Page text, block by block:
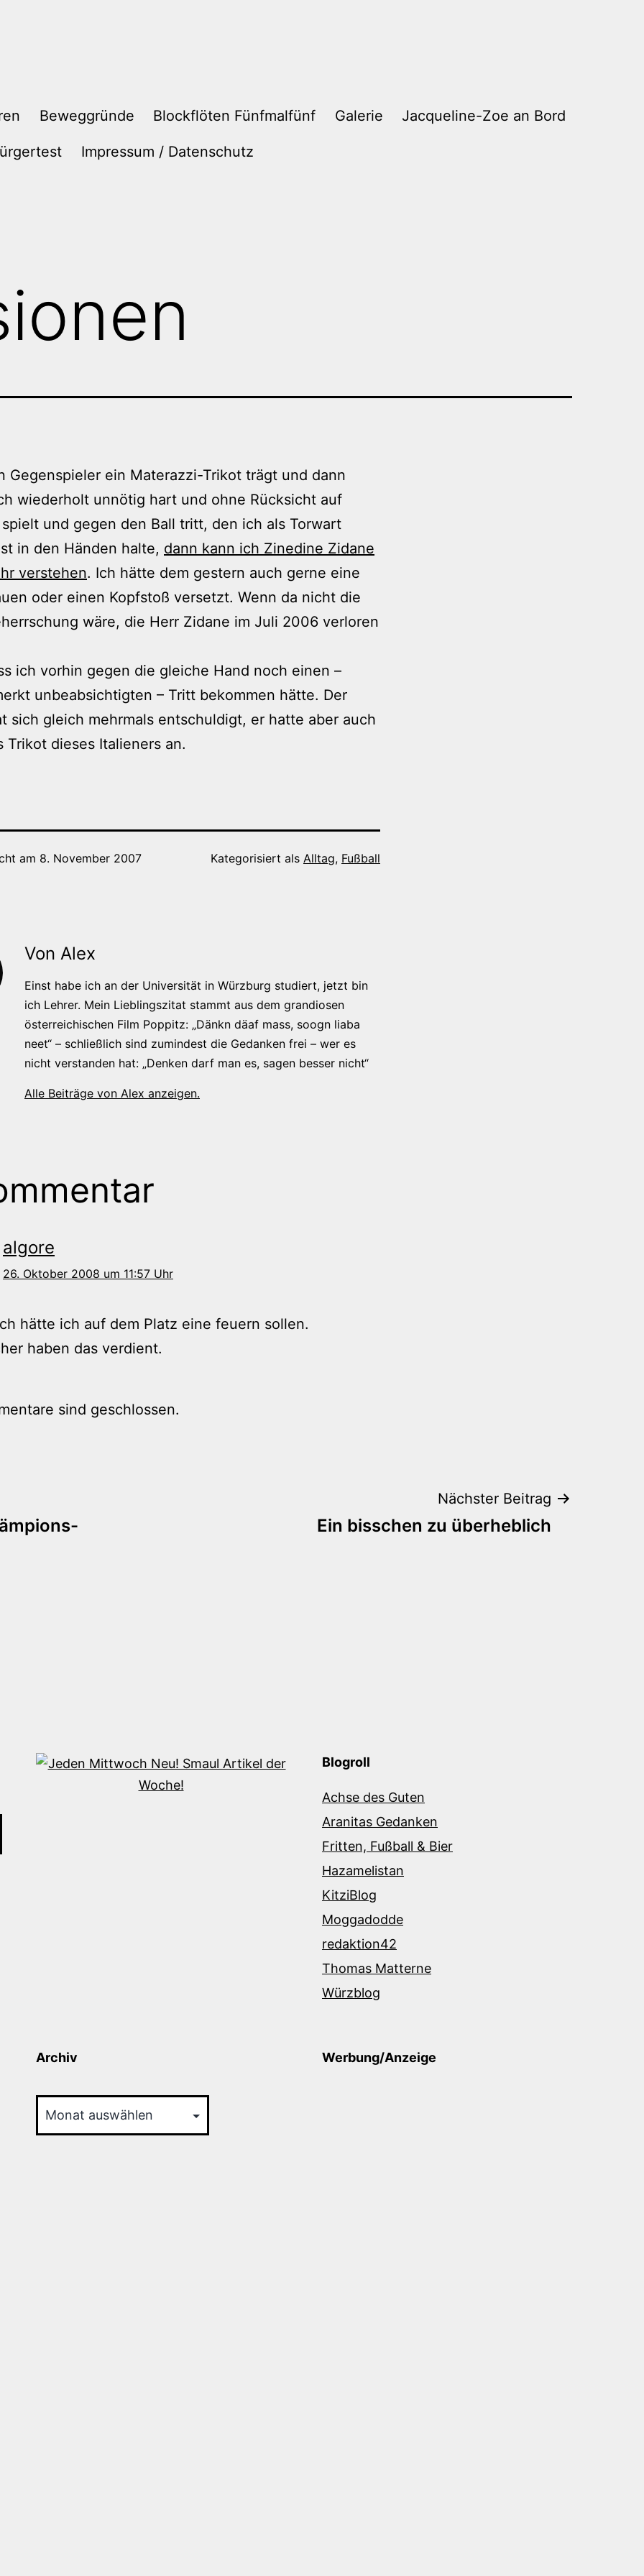
Beweggründe Blockflöten Fünfmalfünf Galerie Jacqueline-Zoe an Bord
Impressum / Datenschutz
Gegenspieler ein Materazzi-Trikot trägt und dann
wiederholt unnötig hart und ohne Rücksicht auf
und gegen den Ball tritt, den ich als Torwart
in den Händen halte, dann kann ich Zinedine Zidane
verstehen. Ich hätte dem gestern auch gerne eine
oder einen Kopfstoß versetzt. Wenn da nicht die
wäre, die Herr Zidane im Juli 2006 verloren
ich vorhin gegen die gleiche Hand noch einen –
unbeabsichtigten – Tritt bekommen hätte. Der
sich gleich mehrmals entschuldigt, er hatte aber auch
Trikot dieses Italieners an.
am 8. November 2007 Kategorisiert als Alltag, Fußball
Von Alex
Einst habe ich an der Universität in Würzburg studiert, jetzt bin
ich Lehrer. Mein Lieblingszitat stammt aus dem grandiosen
österreichischen Film Poppitz: „Dänkn däaf mass, soogn liaba
neet“ – schließlich sind zumindest die Gedanken frei – wer es
nicht verstanden hat: „Denken darf man es, sagen besser nicht“
Alle Beiträge von Alex anzeigen.
algore
26. Oktober 2008 um 11:57 Uhr
hätte ich auf dem Platz eine feuern sollen.
haben das verdient.
sind geschlossen.
Nächster Beitrag
Ein bisschen zu überheblich
Blogroll
Achse des Guten
Aranitas Gedanken
Fritten, Fußball & Bier
Hazamelistan
KitziBlog
Moggadodde
redaktion42
Thomas Matterne
Würzblog
Archiv Werbung/Anzeige